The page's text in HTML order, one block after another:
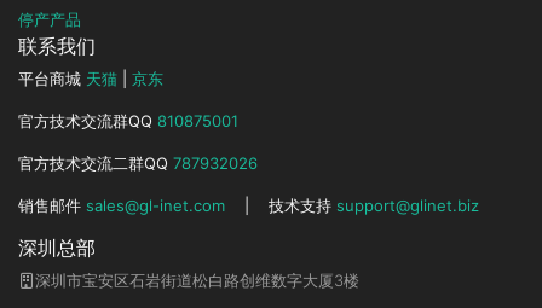
停产产品
联系我们
平台商城 天猫 京东
官方技术交流群QQ 810875001
官方技术交流二群QQ 787932026
销售邮件 sales@gl-inet.com 技术支持 support@glinet.biz
深圳总部
深圳市宝安区石岩街道松白路创维数字大厦3楼